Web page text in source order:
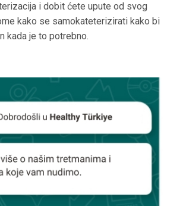
i dobit ćete upute od svog
kako se samokateterizirati kako bi
kada je to potrebno.